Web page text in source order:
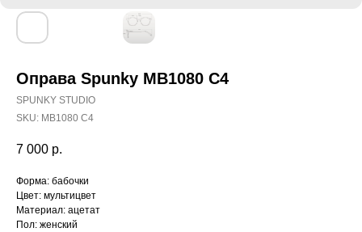
Оправа Spunky MB1080 C4
SPUNKY STUDIO
SKU: MB1080 C4
7 000 р.
Форма: бабочки
Цвет: мультицвет
Материал: ацетат
Пол: женский